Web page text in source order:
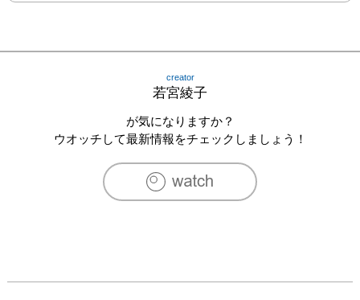
creator
若宮綾子
が気になりますか？
ウオッチして最新情報をチェックしましょう！